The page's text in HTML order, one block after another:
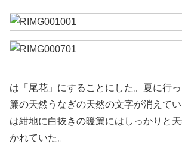
は「尾花」にすることにした。夏に行
簾の天然うなぎの天然の文字が消えて
は紺地に白抜きの暖簾にはしっかりと
かれていた。